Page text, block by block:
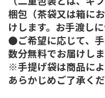
梱包（茶袋又は箱に
けします。お手渡しに
●ご希望に応じて、
数分無料でお届けしま
※手提げ袋は商品によ
あらかじめご了承くだ